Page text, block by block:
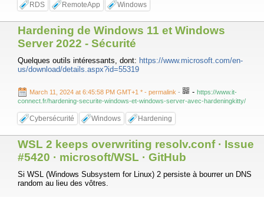
RDS RemoteApp Windows
Hardening de Windows 11 et Windows
Server 2022 - Sécurité
Quelques outils intéressants, dont: https://www.microsoft.com/en-
us/download/details.aspx?id=55319
March 11, 2024 at 6:45:58 PM GMT+1 * - permalink - - https://www.it-
connect.fr/hardening-securite-windows-et-windows-server-avec-hardeningkitty/
Cybersécurité Windows Hardening
WSL 2 keeps overwriting resolv.conf · Issue
#5420 · microsoft/WSL · GitHub
Si WSL (Windows Subsystem for Linux) 2 persiste à bourrer un DNS
random au lieu des vôtres.